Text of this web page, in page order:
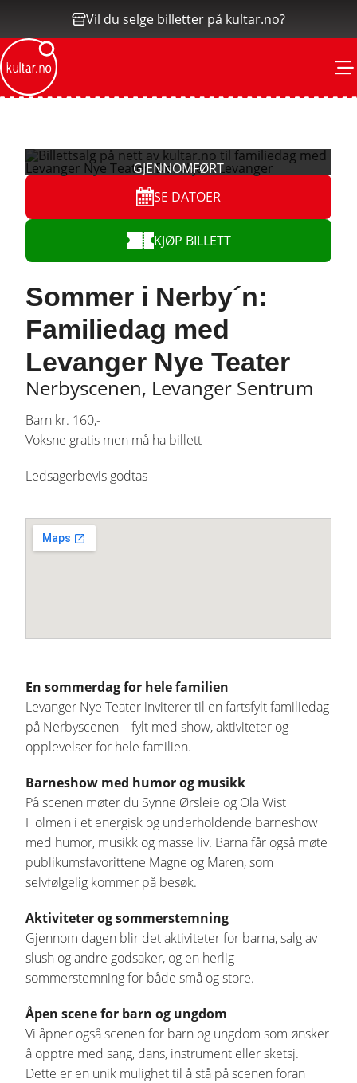
Vil du selge billetter på kultar.no?
Sommer i Nerby´n:
Familiedag med
Levanger Nye Teater
Nerbyscenen, Levanger Sentrum
Barn kr. 160,-
Voksne gratis men må ha billett
Ledsagerbevis godtas
SE DATOER
KJØP BILLETT
En sommerdag for hele familien
Levanger Nye Teater inviterer til en fartsfylt familiedag
på Nerbyscenen – fylt med show, aktiviteter og
opplevelser for hele familien.
Barneshow med humor og musikk
På scenen møter du Synne Ørsleie og Ola Wist
Holmen i et energisk og underholdende barneshow
med humor, musikk og masse liv. Barna får også møte
publikumsfavorittene Magne og Maren, som
selvfølgelig kommer på besøk.
Aktiviteter og sommerstemning
Gjennom dagen blir det aktiviteter for barna, salg av
slush og andre godsaker, og en herlig
sommerstemning for både små og store.
Åpen scene for barn og ungdom
Vi åpner også scenen for barn og ungdom som ønsker
å opptre med sang, dans, instrument eller sketsj.
Dette er en unik mulighet til å stå på scenen foran